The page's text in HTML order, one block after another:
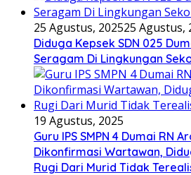
25 Agustus, 202525 Agustus,
Diduga Kepsek SDN 025
Seragam Di Lingkungan
19 Agustus, 2025
Guru IPS SMPN 4 Dumai RN
Dikonfirmasi Wartawan,
Rugi Dari Murid Tidak